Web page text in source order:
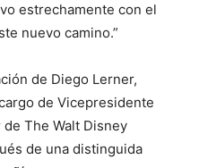
estrechamente con el
nuevo camino.”
de Diego Lerner,
de Vicepresidente
The Walt Disney
de una distinguida